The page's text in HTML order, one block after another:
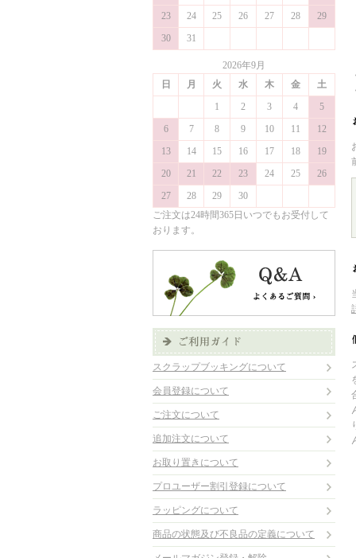
23
24 25 26 27 28
29
30
31
2026年9月
日
月 火 水 木 金
土
1
2 3 4
5
6
7 8 9 10 11
12
13
14 15 16 17 18
19
20
21 22 23 24 25
26
27
28 29
30
ご注文は24時間365日いつでもお受付して
おります。
スクラップブッキングについて
会員登録について
ご注文について
追加注文について
お取り置きについて
プロユーザー割引登録について
ラッピングについて
商品の状態及び不良品の定義について